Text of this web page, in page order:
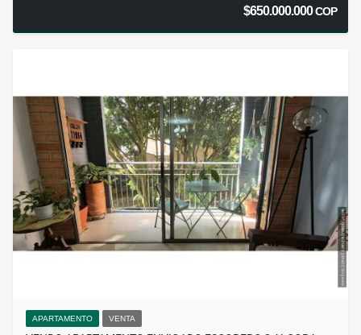
$650.000.000COP
APARTAMENTO VENTA